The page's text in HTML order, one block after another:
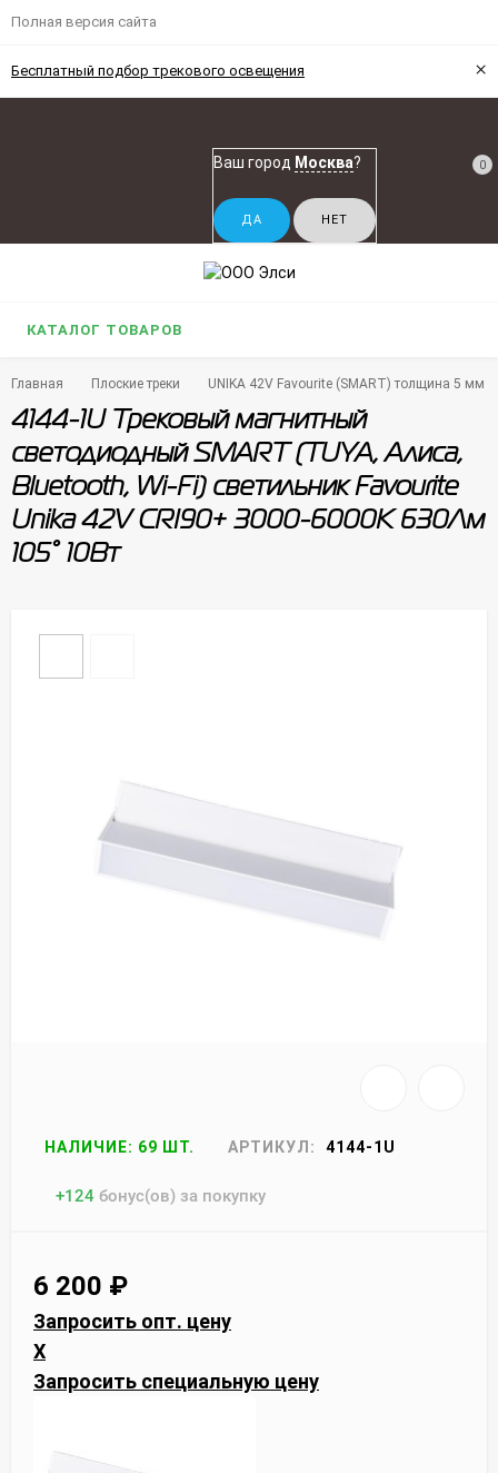
Полная версия сайта
Бесплатный подбор трекового освещения ×
Ваш город Москва? 0
КАТАЛОГ ТОВАРОВ
Главная Плоские треки UNIKA 42V Favourite (SMART) толщина 5 мм
4144-1U Трековый магнитный
светодиодный SMART (TUYA, Алиса,
Bluetooth, Wi-Fi) светильник Favourite
Unika 42V CRI90+ 3000-6000К 630Лм
105° 10Вт
НАЛИЧИЕ: 69 ШТ. АРТИКУЛ: 4144-1U
+124 бонус(ов) за покупку
6 200 ₽
Запросить опт. цену
X
Запросить специальную цену